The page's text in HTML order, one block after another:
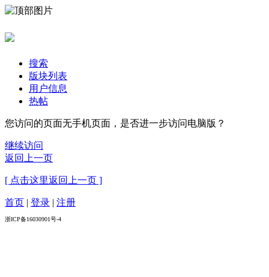
搜索
版块列表
用户信息
热帖
您访问的页面无手机页面，是否进一步访问电脑版？
继续访问
返回上一页
[ 点击这里返回上一页 ]
首页 | 登录 | 注册
浙ICP备16030901号-4